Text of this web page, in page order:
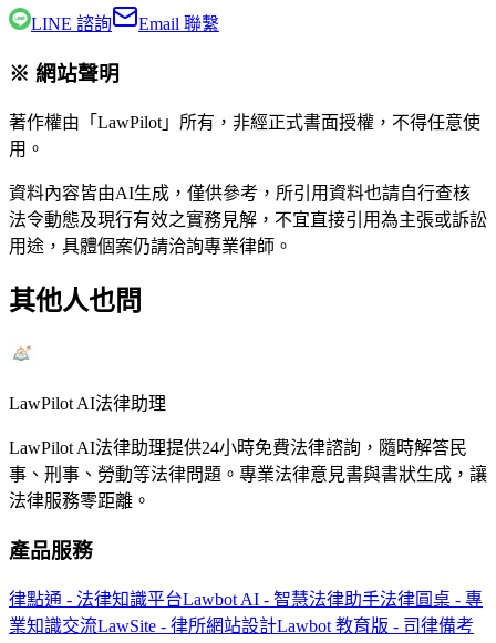
LINE 諮詢 Email 聯繫
※ 網站聲明
著作權由「LawPilot」所有，非經正式書面授權，不得任意使
用。
資料內容皆由AI生成，僅供參考，所引用資料也請自行查核
法令動態及現行有效之實務見解，不宜直接引用為主張或訴訟
用途，具體個案仍請洽詢專業律師。
其他人也問
LawPilot AI法律助理
LawPilot AI法律助理提供24小時免費法律諮詢，隨時解答民
事、刑事、勞動等法律問題。專業法律意見書與書狀生成，讓
法律服務零距離。
產品服務
律點通 - 法律知識平台Lawbot AI - 智慧法律助手法律圓桌 - 專
業知識交流LawSite - 律所網站設計Lawbot 教育版 - 司律備考